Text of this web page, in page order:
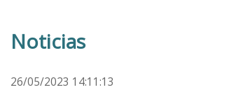
Noticias
26/05/2023 14:11:13